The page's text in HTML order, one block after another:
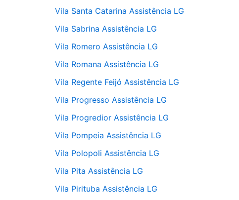
Vila Santa Catarina Assistência LG
Vila Sabrina Assistência LG
Vila Romero Assistência LG
Vila Romana Assistência LG
Vila Regente Feijó Assistência LG
Vila Progresso Assistência LG
Vila Progredior Assistência LG
Vila Pompeia Assistência LG
Vila Polopoli Assistência LG
Vila Pita Assistência LG
Vila Pirituba Assistência LG